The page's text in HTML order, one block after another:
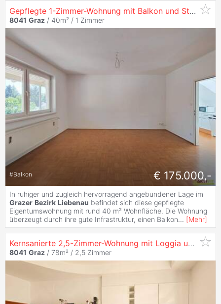
Gepflegte 1-Zimmer-Wohnung mit Balkon und Stellplatz in
8041 Graz / 40m² / 1 Zimmer
#Balkon € 175.000,-
In ruhiger und zugleich hervorragend angebundener Lage im
Grazer Bezirk Liebenau befindet sich diese gepflegte
Eigentumswohnung mit rund 40 m² Wohnfläche. Die Wohnung
überzeugt durch ihre gute Infrastruktur, einen Balkon... [Mehr]
Kernsanierte 2,5-Zimmer-Wohnung mit Loggia und Garage in
8041 Graz / 78m² / 2,5 Zimmer